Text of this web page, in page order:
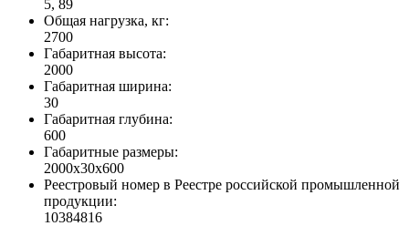
5, 89
Общая нагрузка, кг:
2700
Габаритная высота:
2000
Габаритная ширина:
30
Габаритная глубина:
600
Габаритные размеры:
2000x30x600
Реестровый номер в Реестре российской промышленной
продукции:
10384816